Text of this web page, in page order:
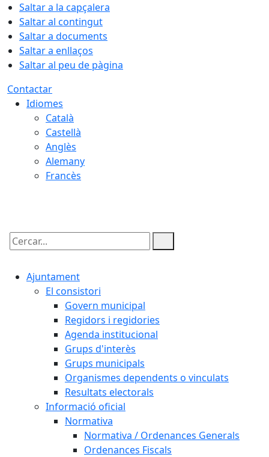
Saltar a la capçalera
Saltar al contingut
Saltar a documents
Saltar a enllaços
Saltar al peu de pàgina
Contactar
Idiomes
Català
Castellà
Anglès
Alemany
Francès
Cercar:
Ajuntament
El consistori
Govern municipal
Regidors i regidories
Agenda institucional
Grups d'interès
Grups municipals
Organismes dependents o vinculats
Resultats electorals
Informació oficial
Normativa
Normativa / Ordenances Generals
Ordenances Fiscals